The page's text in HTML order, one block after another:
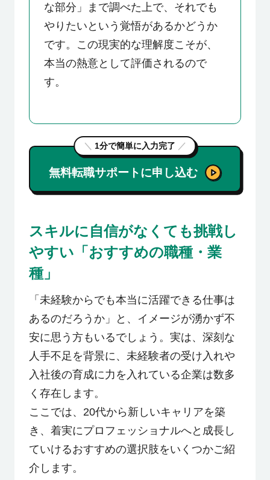
な部分」まで調べた上で、それでも
やりたいという覚悟があるかどうか
です。この現実的な理解度こそが、
本当の熱意として評価されるので
す。
＼ 1分で簡単に入力完了 ／
無料転職サポートに申し込む
スキルに自信がなくても挑戦し
やすい「おすすめの職種・業
種」
「未経験からでも本当に活躍できる仕事は
あるのだろうか」と、イメージが湧かず不
安に思う方もいるでしょう。実は、深刻な
人手不足を背景に、未経験者の受け入れや
入社後の育成に力を入れている企業は数多
く存在します。
ここでは、20代から新しいキャリアを築
き、着実にプロフェッショナルへと成長し
ていけるおすすめの選択肢をいくつかご紹
介します。